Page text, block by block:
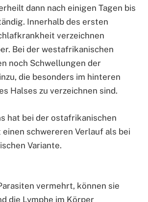
dann nach einigen Tagen bis
Innerhalb des ersten
verzeichnen
Bei der westafrikanischen
noch Schwellungen der
die besonders im hinteren
Halses zu verzeichnen sind.
hat bei der ostafrikanischen
schwereren Verlauf als bei
Variante.
vermehrt, können sie
die Lymphe im Körper